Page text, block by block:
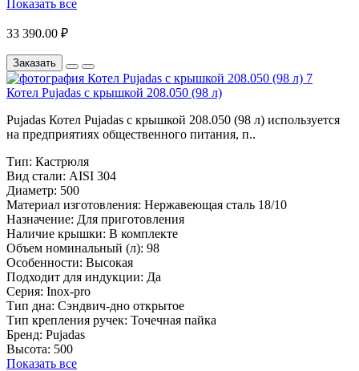
Показать все
33 390.00 ₽
Заказать
Котел Pujadas с крышкой 208.050 (98 л)
Pujadas Котел Pujadas с крышкой 208.050 (98 л) используется
на предприятиях общественного питания, п..
Тип: Кастрюля
Вид стали: AISI 304
Диаметр: 500
Материал изготовления: Нержавеющая сталь 18/10
Назначение: Для приготовления
Наличие крышки: В комплекте
Объем номинальный (л): 98
Особенности: Высокая
Подходит для индукции: Да
Серия: Inox-pro
Тип дна: Сэндвич-дно открытое
Тип крепления ручек: Точечная пайка
Бренд: Pujadas
Высота: 500
Показать все